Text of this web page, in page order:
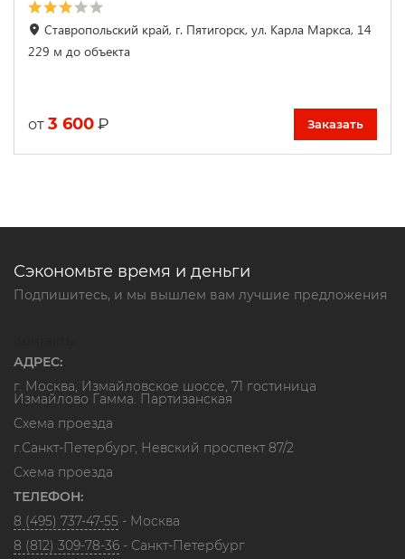
Ставропольский край, г. Пятигорск, ул. Карла Маркса, 14
229 м до объекта
от 3 600 ₽ Заказать
Сэкономьте время и деньги
Подпишитесь, и мы вышлем вам лучшие предложения
АДРЕС:
г. Москва, Измайловское шоссе, 71 гостиница
Измайлово Гамма. Партизанская
Схема проезда
г.Санкт-Петербург, Невский проспект 87/2
Схема проезда
ТЕЛЕФОН:
8 (495) 737-47-55 - Москва
8 (812) 309-78-36 - Санкт-Петербург